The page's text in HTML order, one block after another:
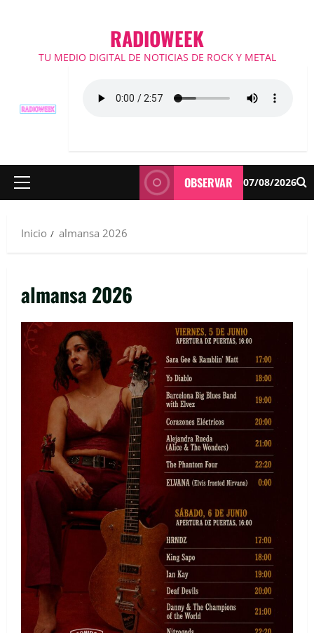
RADIOWEEK
TU MEDIO DIGITAL DE NOTICIAS DE ROCK Y METAL
Menú
OBSERVAR 07/08/2026
Inicio almansa 2026
almansa 2026